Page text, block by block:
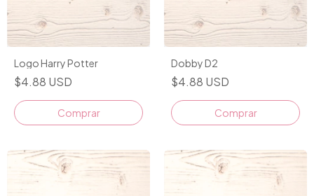
Logo Harry Potter
$4.88 USD
Comprar
Dobby D2
$4.88 USD
Comprar